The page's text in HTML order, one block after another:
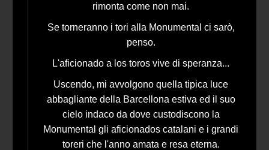
rimonta come non mai.
Se torneranno i tori alla Monumental ci sarò,
penso.
L'aficionado a los toros vive di speranza...
Uscendo, mi avvolgono quella tipica luce
abbagliante della Barcellona estiva ed il suo
cielo indaco da dove custodiscono la
Monumental gli aficionados catalani e i grandi
toreri che l'anno amata e resa eterna.